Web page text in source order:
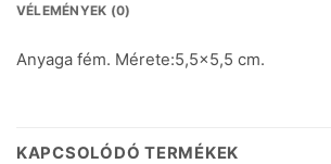
VÉLEMÉNYEK (0)
Anyaga fém. Mérete:5,5×5,5 cm.
KAPCSOLÓDÓ TERMÉKEK